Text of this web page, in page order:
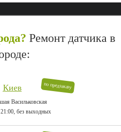
Ремонт датчика в
по предзаказу
Киев
Васильковская
без выходных